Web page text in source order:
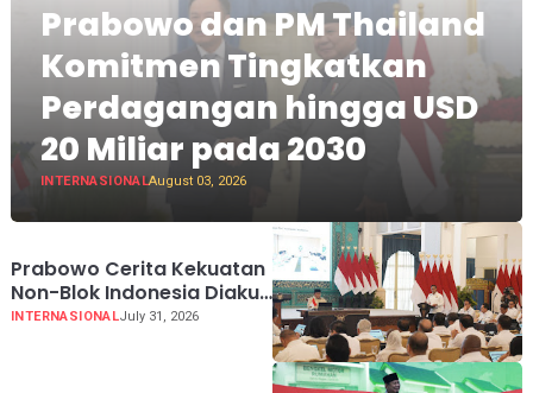
Prabowo dan PM Thailand
Komitmen Tingkatkan
Perdagangan hingga USD
20 Miliar pada 2030
INTERNASIONALAugust 03, 2026
Prabowo Cerita Kekuatan
Non-Blok Indonesia Diakui
Dunia
INTERNASIONALJuly 31, 2026